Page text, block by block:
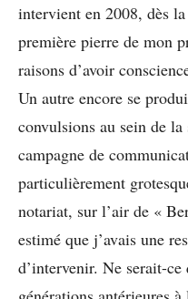
intervient en 2008, dès
première pierre de mon
raisons d’avoir
Un autre encore se
convulsions au sein de
campagne de
particulièrement
notariat, sur l’air de «
estimé que j’avais une
d’intervenir. Ne serait-